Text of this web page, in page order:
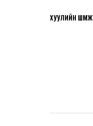
ХУУЛИЙН ШҮҮМЖ